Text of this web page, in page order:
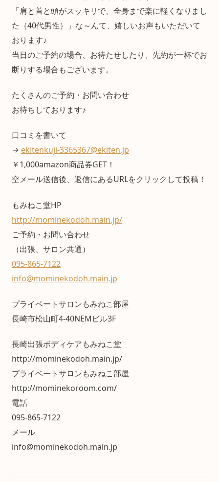
「肩と首と頭がスッキリで、全身まで楽に軽くなりまし
た（40代男性）」な～んて、嬉しいお声もいただいて
おります♪
当日のご予約の場合、お待たせしたり、先約が一杯でお
断りする場合もございます。
たくさんのご予約・お問い合わせ
お待ちしております♪
口コミを書いて
→ ekitenkuji-3365367@ekiten.jp
￥1,000amazon商品券GET！
空メール送信後、返信にあるURLをクリックして投稿！
もみねこ堂HP
http://mominekodoh.main.jp/
ご予約・お問い合わせ
（出張、サロン共通）
095-865-7122
info@mominekodoh.main.jp
プライベートサロンもみねこ部屋
長崎市松山町4-40NEMビル3F
長崎出張ボディケアもみねこ堂
http://mominekodoh.main.jp/
プライベートサロンもみねこ部屋
http://mominekoroom.com/
電話
095-865-7122
メール
info@mominekodoh.main.jp